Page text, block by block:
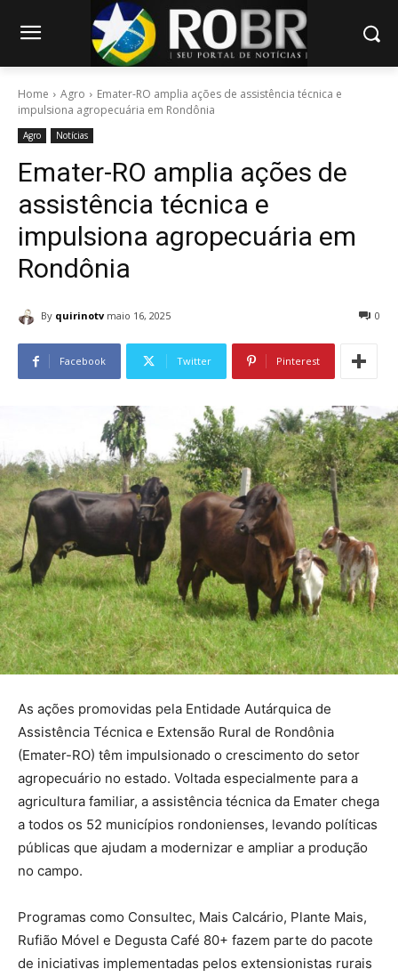
Home Agro
Emater-RO amplia ações de assistência técnica e
impulsiona agropecuária em Rondônia
Agro Notícias
Emater-RO amplia ações de
assistência técnica e
impulsiona agropecuária em
Rondônia
By quirinotv maio 16, 2025 0
Facebook Twitter Pinterest
As ações promovidas pela Entidade Autárquica de
Assistência Técnica e Extensão Rural de Rondônia
(Emater-RO) têm impulsionado o crescimento do setor
agropecuário no estado. Voltada especialmente para a
agricultura familiar, a assistência técnica da Emater chega
a todos os 52 municípios rondonienses, levando políticas
públicas que ajudam a modernizar e ampliar a produção
no campo.
Programas como Consultec, Mais Calcário, Plante Mais,
Rufião Móvel e Degusta Café 80+ fazem parte do pacote
de iniciativas implementadas pelos extensionistas rurais